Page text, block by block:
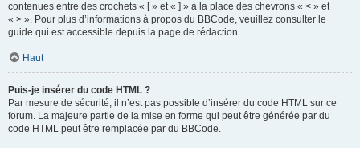
contenues entre des crochets « [ » et « ] » à la place des chevrons « < » et
« > ». Pour plus d’informations à propos du BBCode, veuillez consulter le
guide qui est accessible depuis la page de rédaction.
Haut
Puis-je insérer du code HTML ?
Par mesure de sécurité, il n’est pas possible d’insérer du code HTML sur ce
forum. La majeure partie de la mise en forme qui peut être générée par du
code HTML peut être remplacée par du BBCode.